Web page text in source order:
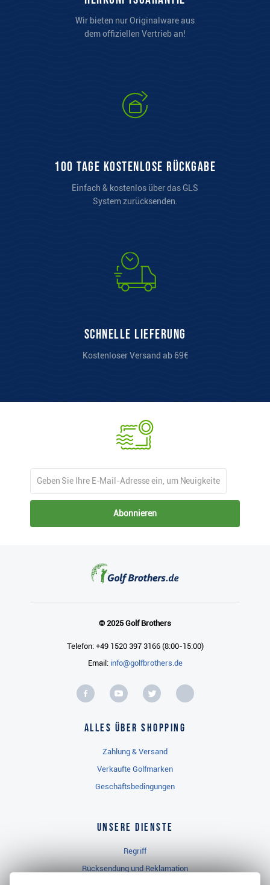
Wir bieten nur Originalware aus
dem offiziellen Vertrieb an!
100 Tage kostenlose Rückgabe
Einfach & kostenlos über das GLS
System zurücksenden.
Schnelle Lieferung
Kostenloser Versand ab 69€
Abonnieren
© 2025 Golf Brothers
Telefon: +49 1520 397 3166 (8:00-15:00)
Email: info@golfbrothers.de
Alles über Shopping
Zahlung & Versand
Verkaufte Golfmarken
Geschäftsbedingungen
Unsere Dienste
Regriff
Rücksendung und Reklamation